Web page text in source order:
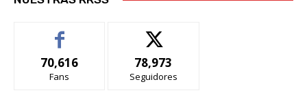
70,616
Fans
78,973
Seguidores